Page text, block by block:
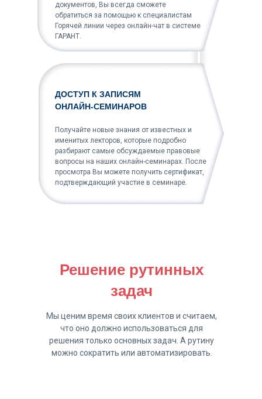
документов, Вы всегда сможете
обратиться за помощью к специалистам
Горячей линии через онлайн-чат в системе
ГАРАНТ.
ДОСТУП К ЗАПИСЯМ
ОНЛАЙН-СЕМИНАРОВ
Получайте новые знания от известных и
именитых лекторов, которые подробно
разбирают самые обсуждаемые правовые
вопросы на наших онлайн-семинарах. После
просмотра Вы можете получить сертификат,
подтверждающий участие в семинаре.
Решение рутинных
задач
Мы ценим время своих клиентов и считаем,
что оно должно использоваться для
решения только основных задач. А рутину
можно сократить или автоматизировать.